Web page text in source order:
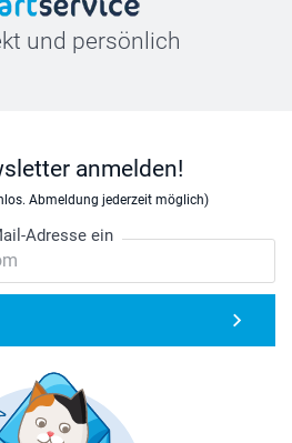
und persönlich
anmelden!
Abmeldung jederzeit möglich)
Adresse ein